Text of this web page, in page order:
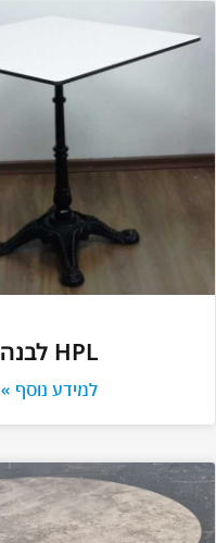
HPL לבנה
למידע נוסף »